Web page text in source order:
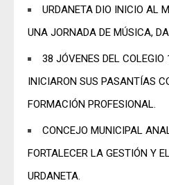
URDANETA DIO INICIO AL
UNA JORNADA DE MÚSICA,
38 JÓVENES DEL COLEGIO
INICIARON SUS PASANTÍAS
FORMACIÓN PROFESIONAL.
CONCEJO MUNICIPAL
FORTALECER LA GESTIÓN Y
URDANETA.